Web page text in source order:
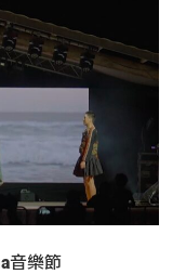
音樂節